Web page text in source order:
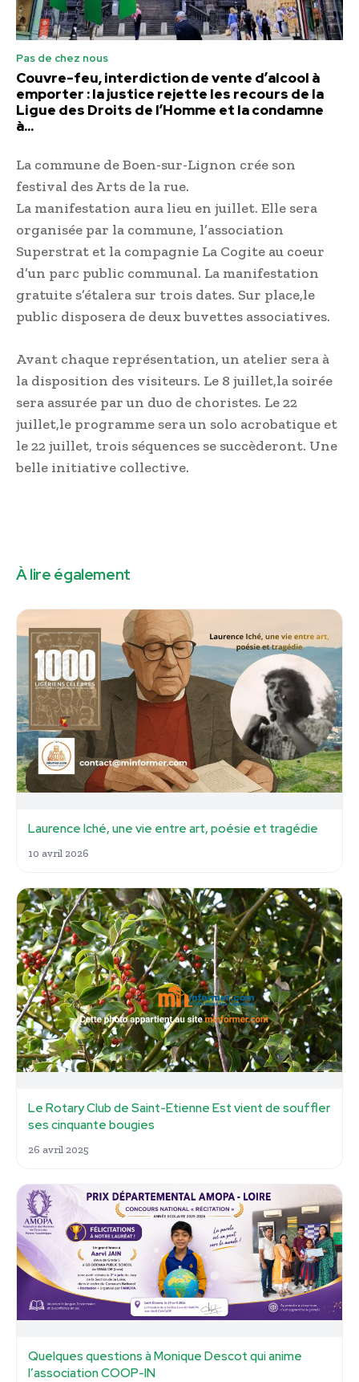
Pas de chez nous
Couvre-feu, interdiction de vente d’alcool à
emporter : la justice rejette les recours de la
Ligue des Droits de l’Homme et la condamne
à...
La commune de Boen-sur-Lignon crée son
festival des Arts de la rue.
La manifestation aura lieu en juillet. Elle sera
organisée par la commune, l’association
Superstrat et la compagnie La Cogite au coeur
d’un parc public communal. La manifestation
gratuite s’étalera sur trois dates. Sur place,le
public disposera de deux buvettes associatives.
Avant chaque représentation, un atelier sera à
la disposition des visiteurs. Le 8 juillet,la soirée
sera assurée par un duo de choristes. Le 22
juillet,le programme sera un solo acrobatique et
le 22 juillet, trois séquences se succèderont. Une
belle initiative collective.
À lire également
Laurence Iché, une vie entre art, poésie et tragédie
10 avril 2026
Le Rotary Club de Saint-Etienne Est vient de souffler
ses cinquante bougies
26 avril 2025
Quelques questions à Monique Descot qui anime
l’association COOP-IN